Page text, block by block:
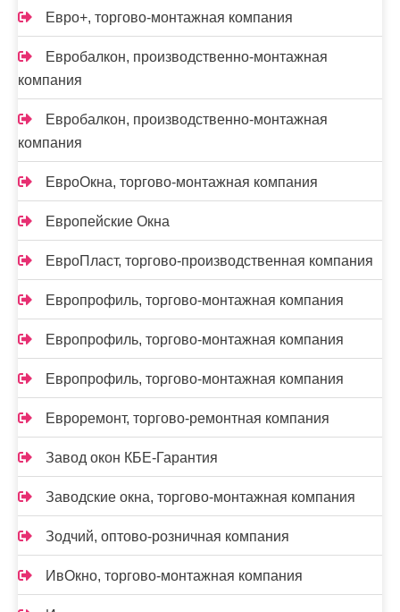
Евро+, торгово-монтажная компания
Евробалкон, производственно-монтажная
компания
Евробалкон, производственно-монтажная
компания
ЕвроОкна, торгово-монтажная компания
Европейские Окна
ЕвроПласт, торгово-производственная компания
Европрофиль, торгово-монтажная компания
Европрофиль, торгово-монтажная компания
Европрофиль, торгово-монтажная компания
Евроремонт, торгово-ремонтная компания
Завод окон КБЕ-Гарантия
Заводские окна, торгово-монтажная компания
Зодчий, оптово-розничная компания
ИвОкно, торгово-монтажная компания